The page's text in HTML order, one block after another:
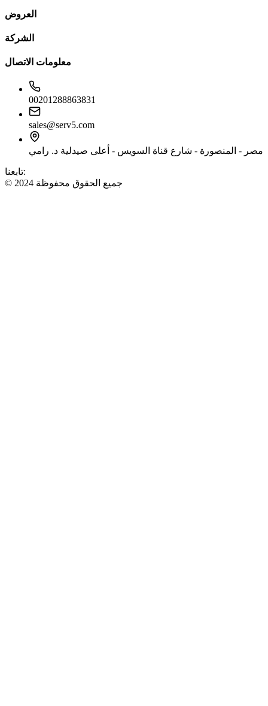
العروض
الشركة
معلومات الاتصال
00201288863831
sales@serv5.com
مصر - المنصورة - شارع قناة السويس - أعلى صيدلية د. رامي
تابعنا:
© 2024 جميع الحقوق محفوظة